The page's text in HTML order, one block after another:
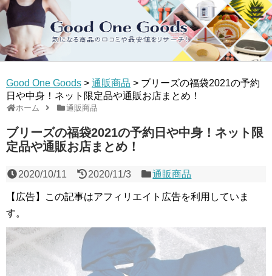
Good One Goods > 通販商品 > ブリーズの福袋2021の予約
日や中身！ネット限定品や通販お店まとめ！
ホーム 通販商品
ブリーズの福袋2021の予約日や中身！ネット限
定品や通販お店まとめ！
2020/10/11 2020/11/3 通販商品
【広告】この記事はアフィリエイト広告を利用していま
す。